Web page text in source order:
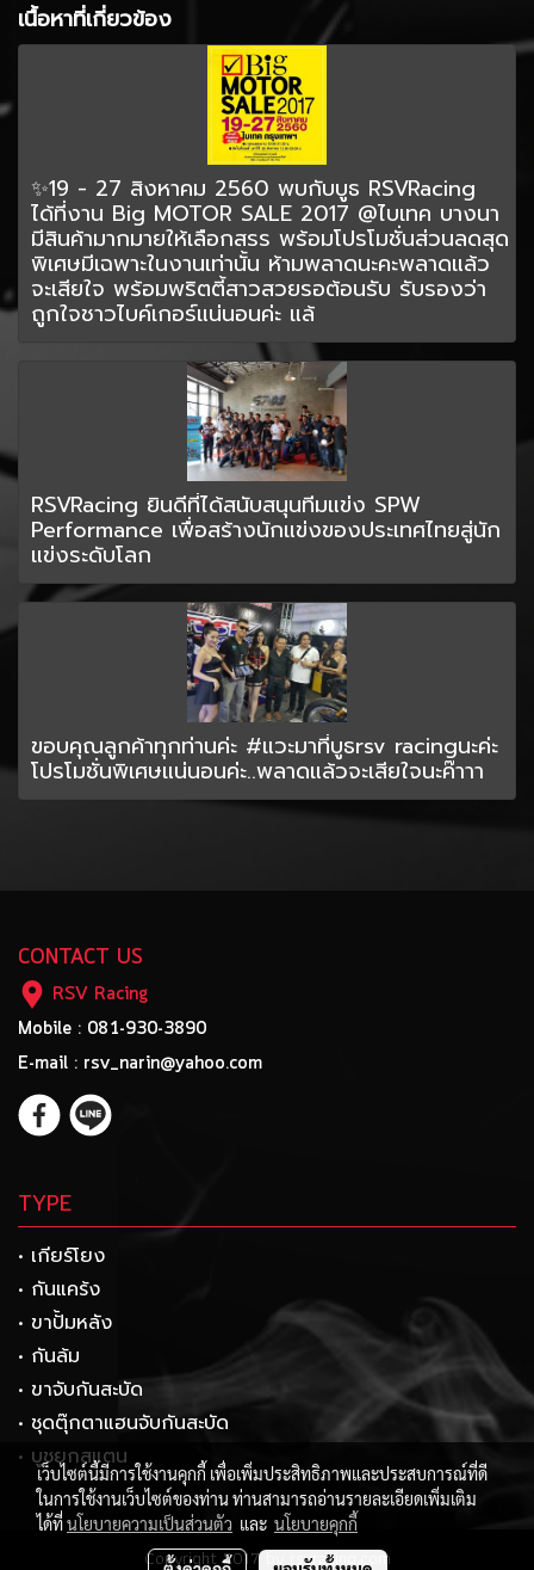
เนื้อหาที่เกี่ยวข้อง
✨19 - 27 สิงหาคม 2560 พบกับบูธ RSVRacing
ได้ที่งาน Big MOTOR SALE 2017 @ไบเทค บางนา
มีสินค้ามากมายให้เลือกสรร พร้อมโปรโมชั่นส่วนลดสุด
พิเศษมีเฉพาะในงานเท่านั้น ห้ามพลาดนะคะพลาดแล้ว
จะเสียใจ พร้อมพริตตี้สาวสวยรอต้อนรับ รับรองว่า
ถูกใจชาวไบค์เกอร์แน่นอนค่ะ แล้
RSVRacing ยินดีที่ได้สนับสนุนทีมแข่ง SPW
Performance เพื่อสร้างนักแข่งของประเทศไทยสู่นัก
แข่งระดับโลก
ขอบคุณลูกค้าทุกท่านค่ะ #แวะมาที่บูธrsv racingนะค่ะ
โปรโมชั่นพิเศษแน่นอนค่ะ..พลาดแล้วจะเสียใจนะค๊าาา
CONTACT US
RSV Racing
Mobile : 081-930-3890
E-mail : rsv_narin@yahoo.com
TYPE
• เกียร์โยง
• กันแคร้ง
• ขาปั้มหลัง
• กันล้ม
• ขาจับกันสะบัด
• ชุดตุ๊กตาแฮนจับกันสะบัด
• บูชยกสแตน
Copyright 2017 by rsvracing.com
เว็บไซต์นี้มีการใช้งานคุกกี้ เพื่อเพิ่มประสิทธิภาพและประสบการณ์ที่ดี
ในการใช้งานเว็บไซต์ของท่าน ท่านสามารถอ่านรายละเอียดเพิ่มเติม
ได้ที่นโยบายความเป็นส่วนตัว และ นโยบายคุกกี้